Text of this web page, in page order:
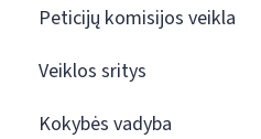
Peticijų komisijos veikla
Veiklos sritys
Kokybės vadyba